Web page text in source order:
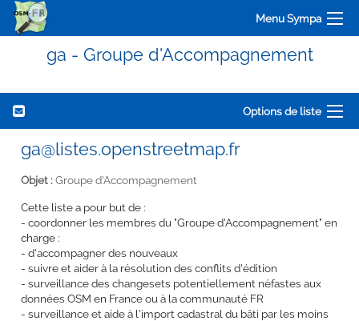
Menu Sympa
ga - Groupe d'Accompagnement
Options de liste
ga@listes.openstreetmap.fr
Objet :Groupe d'Accompagnement
Cette liste a pour but de :
- coordonner les membres du "Groupe d'Accompagnement" en
charge :
- d'accompagner des nouveaux
- suivre et aider à la résolution des conflits d'édition
- surveillance des changesets potentiellement néfastes aux
données OSM en France ou à la communauté FR
- surveillance et aide à l'import cadastral du bâti par les moins